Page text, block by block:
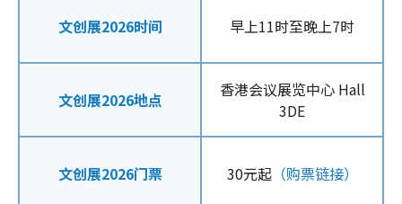
文创展2026时间 早上11时至晚上7时
文创展2026地点
香港会议展览中心 Hall
3DE
文创展2026门票 30元起（购票链接）